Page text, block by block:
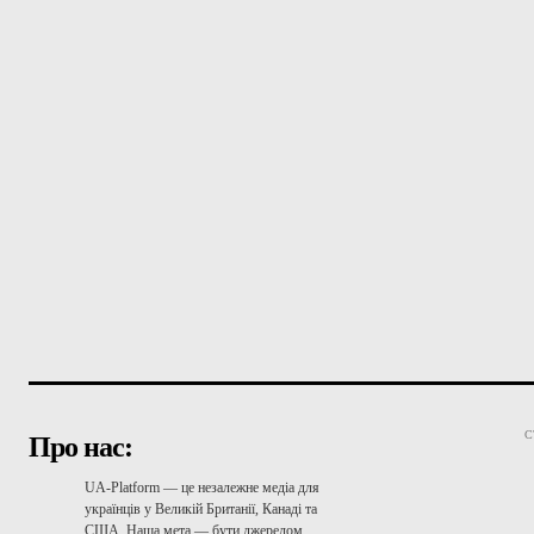
Про нас:
UA-Platform — це незалежне медіа для
українців у Великій Британії, Канаді та
США. Наша мета — бути джерелом